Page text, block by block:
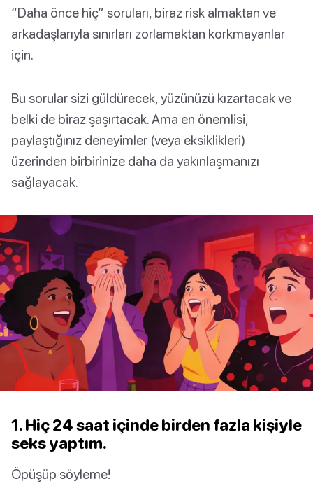
“Daha önce hiç” soruları, biraz risk almaktan ve
arkadaşlarıyla sınırları zorlamaktan korkmayanlar
için.
Bu sorular sizi güldürecek, yüzünüzü kızartacak ve
belki de biraz şaşırtacak. Ama en önemlisi,
paylaştığınız deneyimler (veya eksiklikleri)
üzerinden birbirinize daha da yakınlaşmanızı
sağlayacak.
1. Hiç 24 saat içinde birden fazla kişiyle
seks yaptım.
Öpüşüp söyleme!